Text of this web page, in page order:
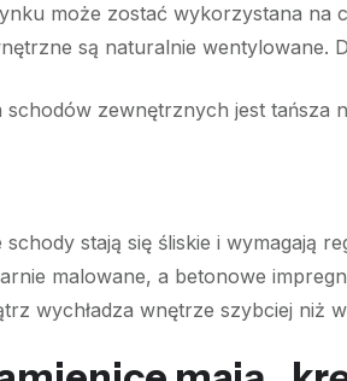
może zostać wykorzystana na
są naturalnie wentylowane.
zewnętrznych jest tańsza
stają się śliskie i wymagają
malowane, a betonowe
wychładza wnętrze szybciej niż